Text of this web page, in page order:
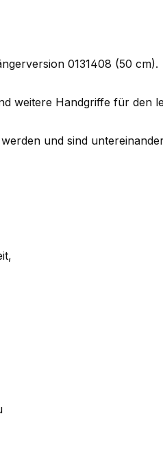
0131408 (50 cm).
weitere Handgriffe für den
und sind